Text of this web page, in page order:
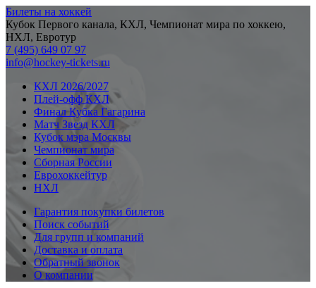
Билеты на хоккей
Кубок Первого канала, КХЛ, Чемпионат мира по хоккею,
НХЛ, Евротур
7 (495) 649 07 97
info@hockey-tickets.ru
КХЛ 2026/2027
Плей-офф КХЛ
Финал Кубка Гагарина
Матч Звезд КХЛ
Кубок мэра Москвы
Чемпионат мира
Сборная России
Еврохоккейтур
НХЛ
Гарантия покупки билетов
Поиск событий
Для групп и компаний
Доставка и оплата
Обратный звонок
О компании